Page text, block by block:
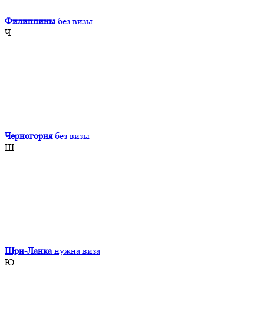
Филиппины без визы
Ч
Черногория без визы
Ш
Шри-Ланка нужна виза
Ю